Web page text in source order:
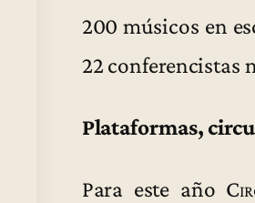
200 músicos en
22 conferencistas
Plataformas,
Para este año